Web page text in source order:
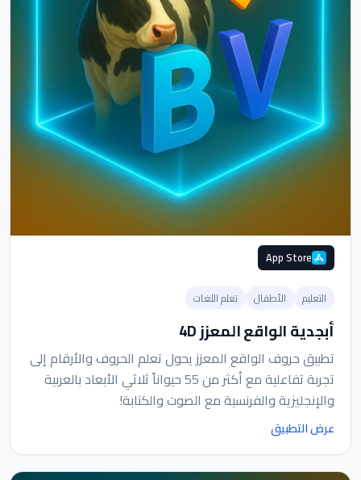
App Store
التعليم الأطفال تعلم اللغات
أبجدية الواقع المعزز 4D
تطبيق حروف الواقع المعزز يحول تعلم الحروف والأرقام إلى
تجربة تفاعلية مع أكثر من 55 حيواناً ثلاثي الأبعاد بالعربية
والإنجليزية والفرنسية مع الصوت والكتابة!
عرض التطبيق